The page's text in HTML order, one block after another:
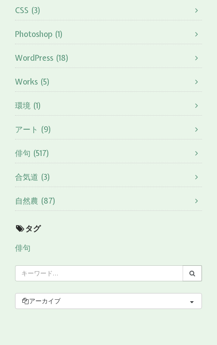
CSS (3)
Photoshop (1)
WordPress (18)
Works (5)
環境 (1)
アート (9)
俳句 (517)
合気道 (3)
自然農 (87)
タグ
俳句
アーカイブ